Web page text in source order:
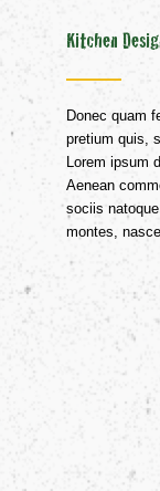
Kitchen
Donec quam
pretium quis,
Lorem ipsum
Aenean
sociis
montes,